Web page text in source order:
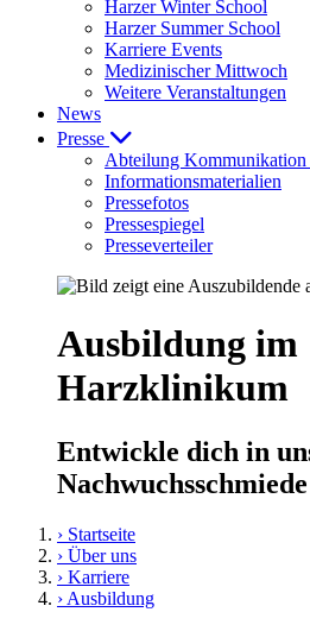
Harzer Winter School
Harzer Summer School
Karriere Events
Medizinischer Mittwoch
Weitere Veranstaltungen
News
Presse
Abteilung
Informationsmaterialien
Pressefotos
Pressespiegel
Presseverteiler
Ausbildung im
Harzklinikum
Entwickle dich in
› Startseite
› Über uns
› Karriere
› Ausbildung